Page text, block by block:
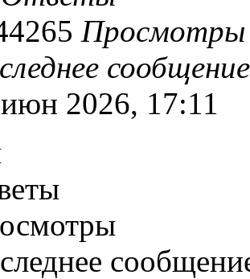
Просмотры
2026, 17:11